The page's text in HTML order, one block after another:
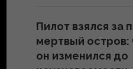
Пилот взялся за
мертвый остров:
он изменился до